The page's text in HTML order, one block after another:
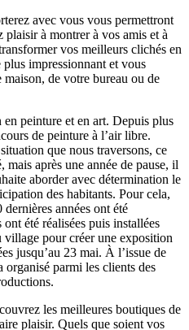
avec vous vous permettront
plaisir à montrer à vos amis et à
vos meilleurs clichés en
impressionnant et vous
de votre bureau ou de
peinture et en art. Depuis plus
de peinture à l’air libre.
que nous traversons, ce
mais après une année de pause, il
aborder avec détermination le
des habitants. Pour cela,
années ont été
été réalisées puis installées
village pour créer une exposition
jusqu’au 23 mai. À l’issue de
organisé parmi les clients des
les meilleures boutiques de
plaisir. Quels que soient vos